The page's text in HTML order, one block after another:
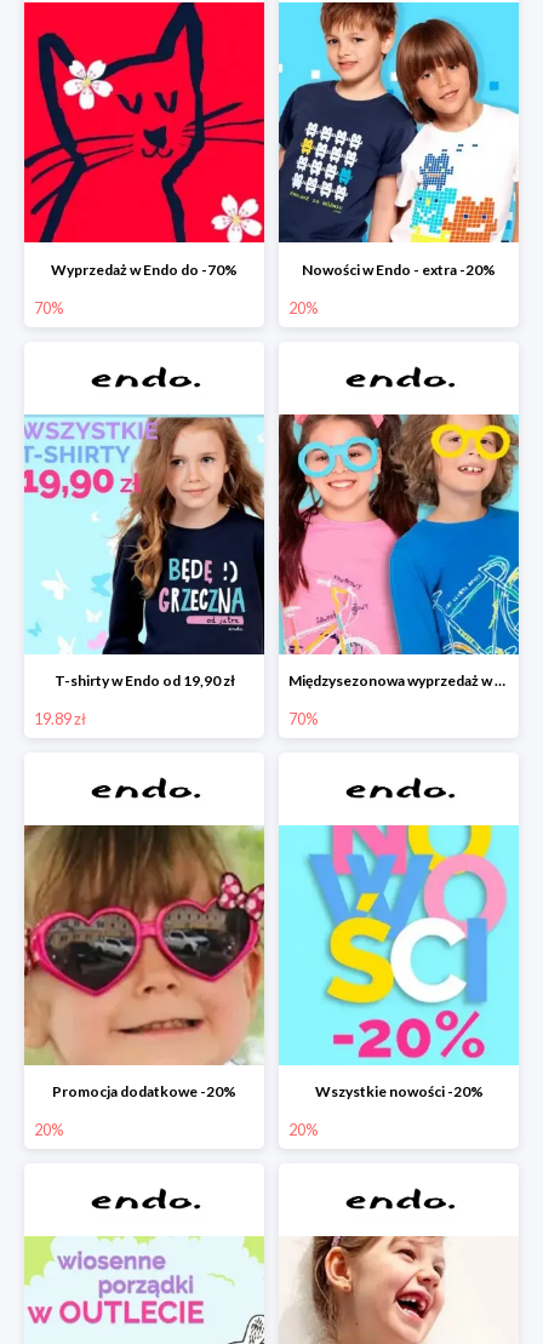
Wyprzedaż w Endo do -70%
70%
Nowości w Endo - extra -20%
20%
T-shirty w Endo od 19,90 zł
19.89 zł
Międzysezonowa wyprzedaż w Endo do -70%
70%
Promocja dodatkowe -20%
20%
Wszystkie nowości -20%
20%